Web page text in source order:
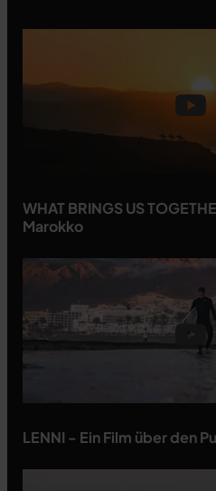
WHAT BRINGS US
Marokko
LENNI - Ein Film über den